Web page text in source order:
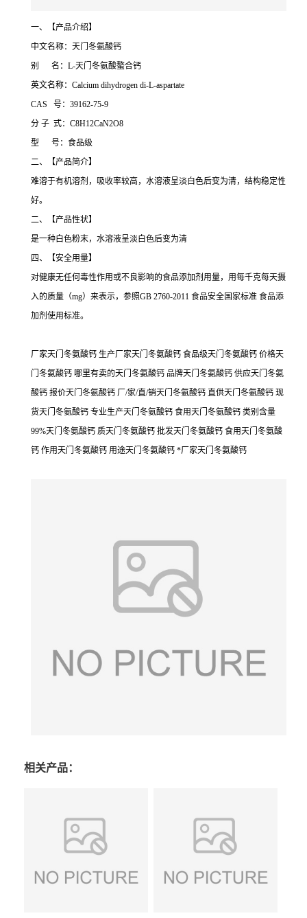
一、【产品介绍】
中文名称：天门冬氨酸钙
别 名：L-天门冬氨酸螯合钙
英文名称：Calcium dihydrogen di-L-aspartate
CAS 号：39162-75-9
分 子 式：C8H12CaN2O8
型 号：食品级
二、【产品简介】
难溶于有机溶剂，吸收率较高，水溶液呈淡白色后变为清，结构稳定性
好。
二、【产品性状】
是一种白色粉末，水溶液呈淡白色后变为清
四、【安全用量】
对健康无任何毒性作用或不良影响的食品添加剂用量，用每千克每天摄
入的质量（mg）来表示，参照GB 2760-2011 食品安全国家标准 食品添
加剂使用标准。
厂家天门冬氨酸钙 生产厂家天门冬氨酸钙 食品级天门冬氨酸钙 价格天
门冬氨酸钙 哪里有卖的天门冬氨酸钙 品牌天门冬氨酸钙 供应天门冬氨
酸钙 报价天门冬氨酸钙 厂/家/直/销天门冬氨酸钙 直供天门冬氨酸钙 现
货天门冬氨酸钙 专业生产天门冬氨酸钙 食用天门冬氨酸钙 类别含量
99%天门冬氨酸钙 质天门冬氨酸钙 批发天门冬氨酸钙 食用天门冬氨酸
钙 作用天门冬氨酸钙 用途天门冬氨酸钙 *厂家天门冬氨酸钙
相关产品：